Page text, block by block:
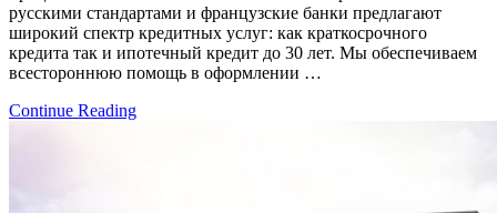
русскими стандартами и французские банки предлагают
широкий спектр кредитных услуг: как краткосрочного
кредита так и ипотечный кредит до 30 лет. Мы обеспечиваем
всестороннюю помощь в оформлении …
Continue Reading